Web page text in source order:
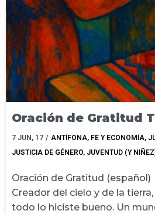
Oración de Gratitud
7 JUN, 17 / ANTÍFONA FE Y ECONOMÍA
JUSTICIA DE GÉNERO JUVENTUD (Y
Oración de Gratitud
Creador del cielo y de la
todo lo hiciste bueno. Un